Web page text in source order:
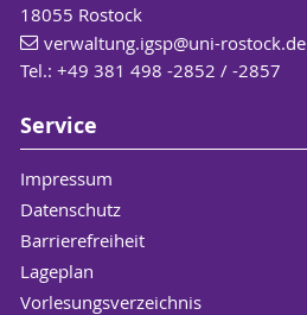
18055 Rostock
verwaltung.igsp@uni-rostock.de
Tel.: +49 381 498 -2852 / -2857
Service
Impressum
Datenschutz
Barrierefreiheit
Lageplan
Vorlesungsverzeichnis